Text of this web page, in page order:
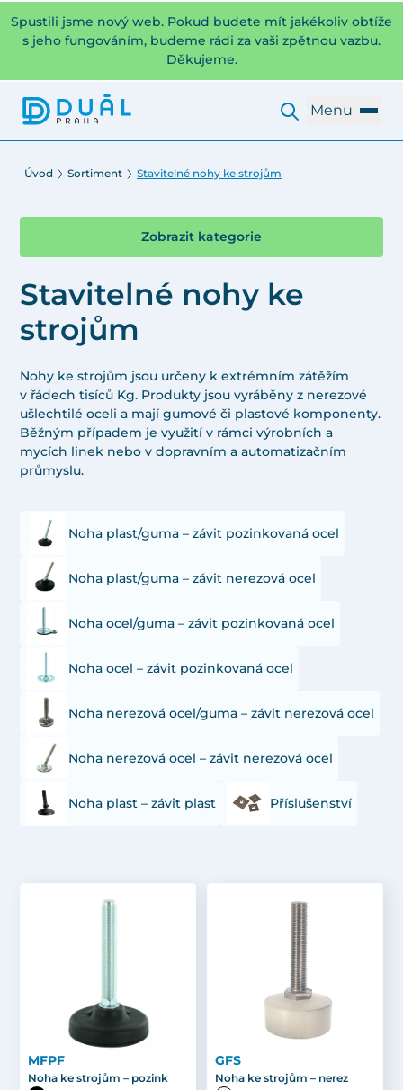
Spustili jsme nový web. Pokud budete mít jakékoliv obtíže
s jeho fungováním, budeme rádi za vaši zpětnou vazbu.
Děkujeme.
Menu
Úvod Sortiment Stavitelné nohy ke strojům
Zobrazit kategorie
Stavitelné nohy ke
strojům
Nohy ke strojům jsou určeny k extrémním zátěžím
v řádech tisíců Kg. Produkty jsou vyráběny z nerezové
ušlechtilé oceli a mají gumové či plastové komponenty.
Běžným případem je využití v rámci výrobních a
mycích linek nebo v dopravním a automatizačním
průmyslu.
Noha plast/guma – závit pozinkovaná ocel
Noha plast/guma – závit nerezová ocel
Noha ocel/guma – závit pozinkovaná ocel
Noha ocel – závit pozinkovaná ocel
Noha nerezová ocel/guma – závit nerezová ocel
Noha nerezová ocel – závit nerezová ocel
Noha plast – závit plast Příslušenství
MFPF
Noha ke strojům – pozink
GFS
Noha ke strojům – nerez